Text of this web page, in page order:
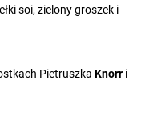
soi, zielony groszek i
Pietruszka Knorr i